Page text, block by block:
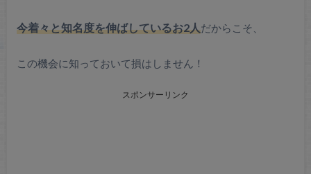
今着々と知名度を伸ばしているお2人だからこそ、
この機会に知っておいて損はしません！
スポンサーリンク